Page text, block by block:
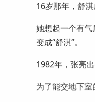
16岁那年，舒
她想起一个有气
变成“舒淇”。
1982年，张亮
为了能交地下